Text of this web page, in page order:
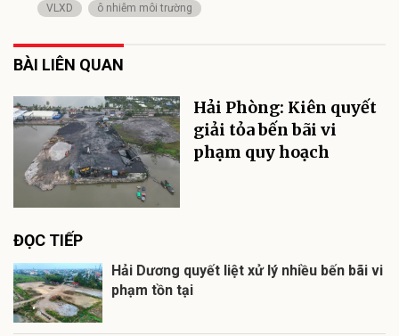
VLXD
ô nhiễm môi trường
BÀI LIÊN QUAN
Hải Phòng: Kiên quyết
giải tỏa bến bãi vi
phạm quy hoạch
ĐỌC TIẾP
Hải Dương quyết liệt xử lý nhiều bến bãi vi
phạm tồn tại